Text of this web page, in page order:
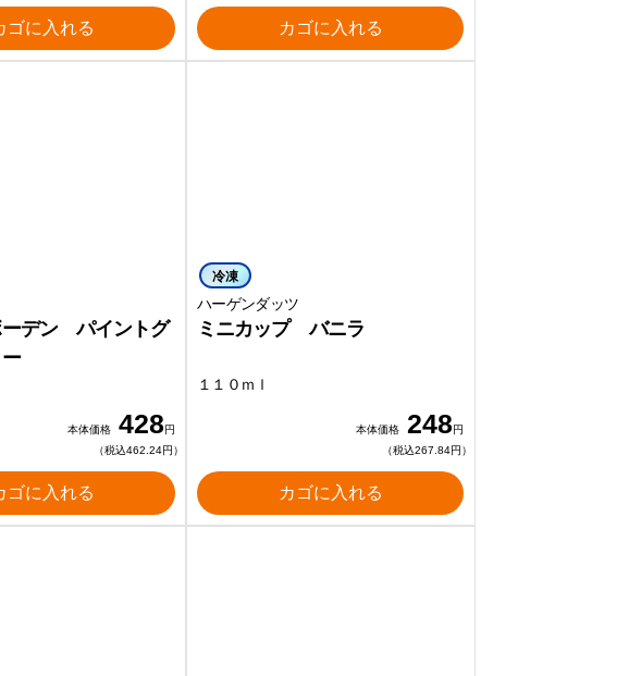
ゴに入れる カゴに入れる
ーデン パイントグ
本体価格 428円
（税込462.24円）
ゴに入れる
冷凍
ハーゲンダッツ
ミニカップ バニラ
１１０ｍｌ
本体価格 248円
（税込267.84円）
カゴに入れる